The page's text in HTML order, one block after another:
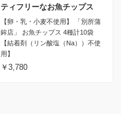
ティフリーなお魚チップス
【卵・乳・小麦不使用】 「別所蒲
鉾店」 お魚チップス 4種計10袋
【結着剤（リン酸塩（Na））不使
用】
￥3,780